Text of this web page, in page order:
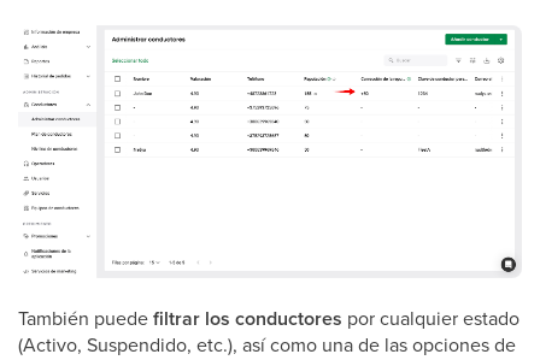
También puedefiltrar los conductores por cualquier estado
(Activo, Suspendido, etc.), así como una de las opciones de